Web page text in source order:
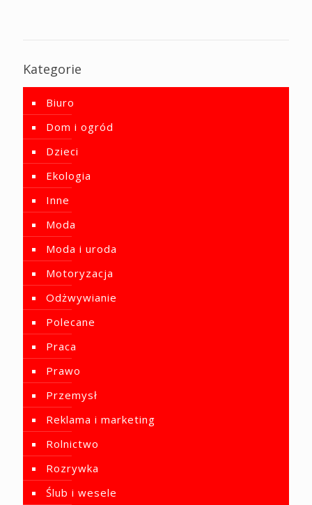
Kategorie
Biuro
Dom i ogród
Dzieci
Ekologia
Inne
Moda
Moda i uroda
Motoryzacja
Odżwywianie
Polecane
Praca
Prawo
Przemysł
Reklama i marketing
Rolnictwo
Rozrywka
Ślub i wesele